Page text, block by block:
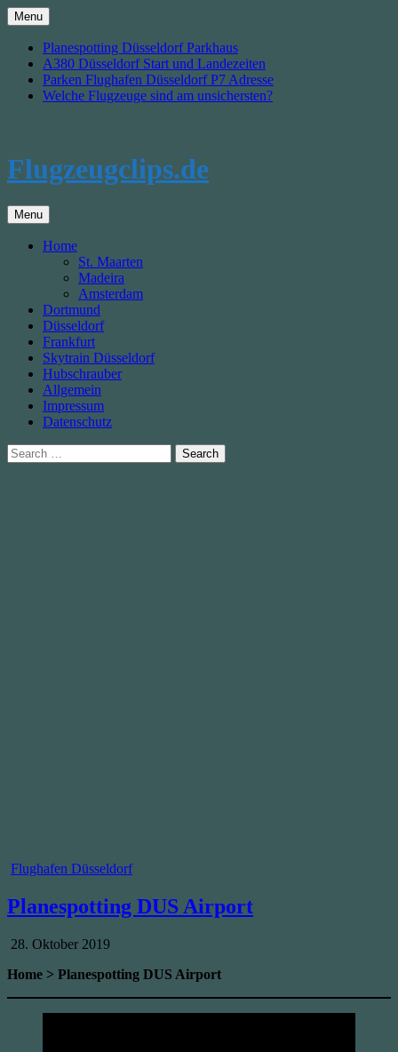
Skip
to
content
Menu
Planespotting Düsseldorf Parkhaus
A380 Düsseldorf Start und Landezeiten
Parken Flughafen Düsseldorf P7 Adresse
Welche Flugzeuge sind am unsichersten?
Flugzeugclips.de
Menu
Home
St. Maarten
Madeira
Amsterdam
Dortmund
Düsseldorf
Frankfurt
Skytrain Düsseldorf
Hubschrauber
Allgemein
Impressum
Datenschutz
Search
for:
Posted
Flughafen Düsseldorf
Planespotting DUS Airport
Published
28. Oktober 2019
Home > Planespotting DUS Airport